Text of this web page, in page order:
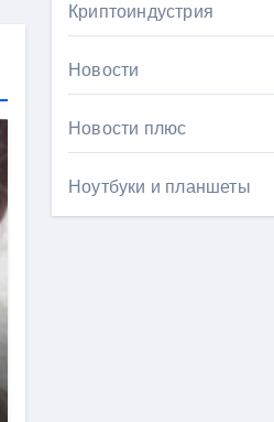
Криптоиндустрия
Новости
Новости плюс
Ноутбуки и планшеты